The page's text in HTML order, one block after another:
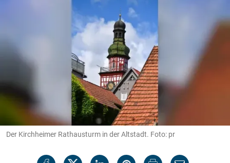
Der Kirchheimer Rathausturm in der Altstadt. Foto: pr